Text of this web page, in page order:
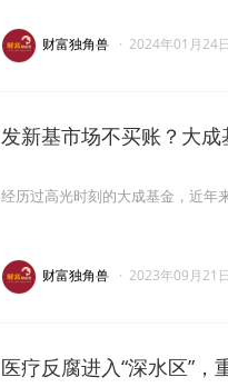
财富独角兽 · 2024年01月24
发新基市场不买账？大
经历过高光时刻的大成基金，近年
财富独角兽 · 2023年09月21
医疗反腐进入“深水区”，